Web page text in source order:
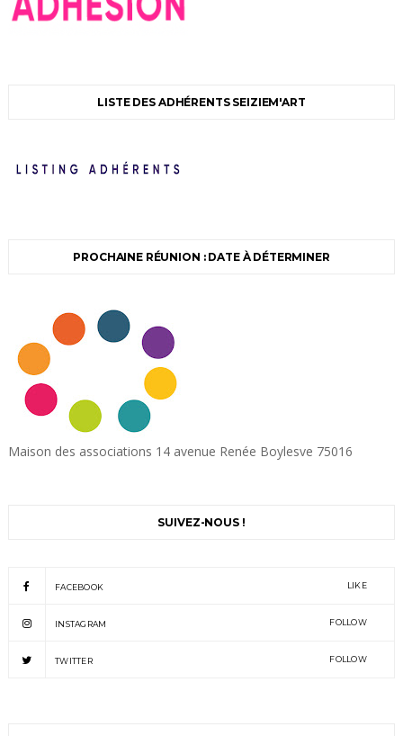
LISTE DES ADHÉRENTS SEIZIEM'ART
PROCHAINE RÉUNION : DATE À DÉTERMINER
Maison des associations 14 avenue Renée Boylesve 75016
SUIVEZ-NOUS !
FACEBOOK LIKE
INSTAGRAM FOLLOW
TWITTER FOLLOW